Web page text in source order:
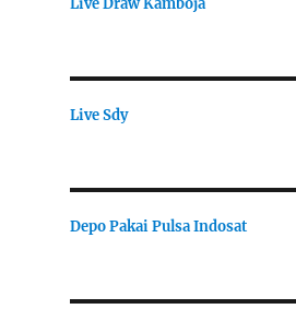
Live Sdy
Depo Pakai Pulsa Indosat